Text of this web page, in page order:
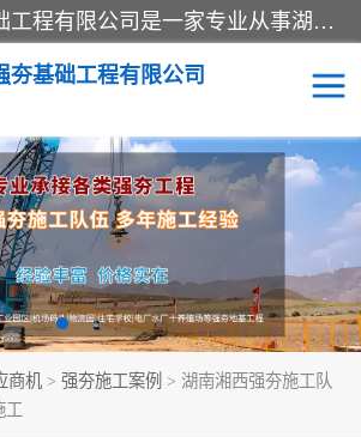
湖南业峻强夯基础工程有限公司是一家专业从事湖南强夯基础工程、强夯机租赁，地基处理的施工单位。业务覆盖：湖南、广东，江西等地。可承接1000KN.m-25000KN.m强夯（置换）工程。公司创始人是国内较早期从事强夯施工的建设者，经过多年的一步一个脚印的发展，在行业内具有较高的度和良好的口碑。
夯基础工程有限公司
商机 > 强夯施工案例 > 湖南湘西强夯施工队
工
强夯机租赁
强夯施工队伍